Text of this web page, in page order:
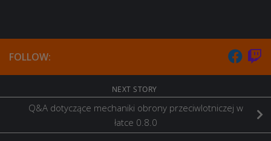
FOLLOW:
NEXT STORY
Q&A dotyczące mechaniki obrony przeciwlotniczej w
łatce 0.8.0